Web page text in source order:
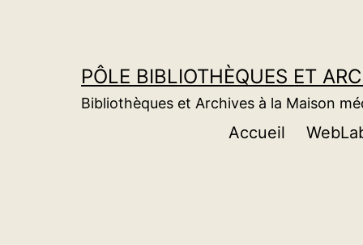
PÔLE BIBLIOTHÈQUES ET
Bibliothèques et Archives à la Maison
Accueil